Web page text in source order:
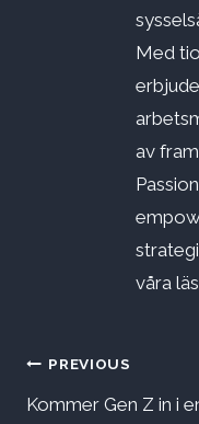
Med
av
våra
PREVIOUS
Kommer Gen Z in i